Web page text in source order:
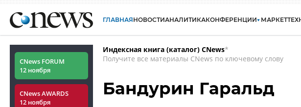
ГЛАВНАЯНОВОСТИАНАЛИТИКАКОНФЕРЕНЦИИ МАРКЕТ
CNews FORUM
12 ноября
CNews AWARDS
12 ноября
Индексная книга (каталог) CNews*
Получите все материалы CNews по ключевому слову
Бандурин Гаральд